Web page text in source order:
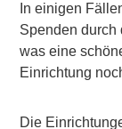
In einigen
Spenden durch
was eine
Einrichtung
Die